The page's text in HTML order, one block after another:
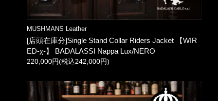
MUSHMANS Leather
[店頭在庫分]Single Stand Collar Riders Jacket 【WIR
ED-χ-】 BADALASSI Nappa Lux/NERO
220,000円(税込242,000円)